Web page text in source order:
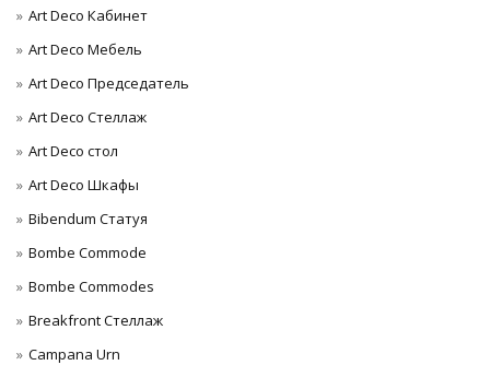
Art Deco Кабинет
Art Deco Мебель
Art Deco Председатель
Art Deco Стеллаж
Art Deco стол
Art Deco Шкафы
Bibendum Статуя
Bombe Commode
Bombe Commodes
Breakfront Стеллаж
Campana Urn